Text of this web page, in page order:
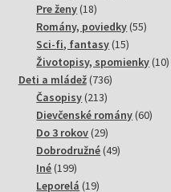
Pre ženy 1818
produktov
Romány, poviedky 5555
Sci-fi, fantasy 1515
produktov
Životopisy, spomienky 1010
Deti a mládež 736736
Časopisy 213213
produktov
Dievčenské romány 6060
Do 3 rokov 2929
produktov
Dobrodružné 4949
Iné 199199
produktov
Leporelá 1919